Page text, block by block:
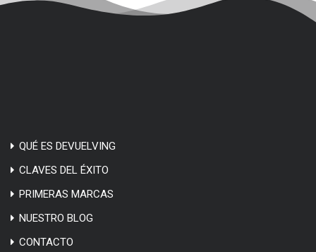
QUÉ ES DEVUELVING
CLAVES DEL ÉXITO
PRIMERAS MARCAS
NUESTRO BLOG
CONTACTO